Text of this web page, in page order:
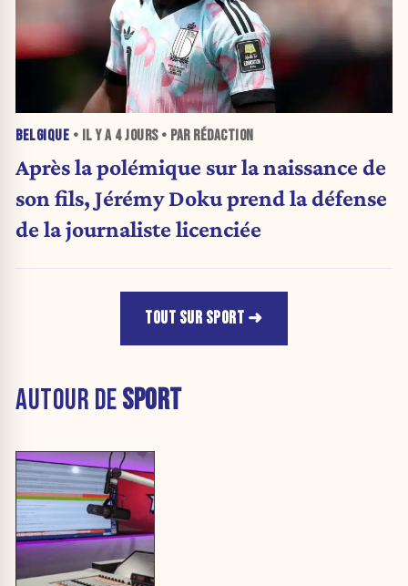
BELGIQUE • IL Y A 4 JOURS• PAR RÉDACTION
Après la polémique sur la naissance de
son fils, Jérémy Doku prend la défense
de la journaliste licenciée
TOUT SUR SPORT
AUTOUR DESPORT